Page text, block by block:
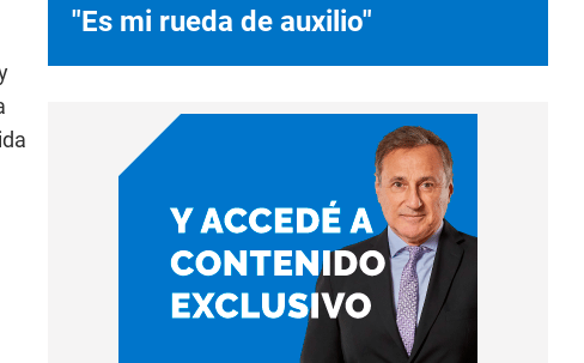
"Es mi rueda de auxilio"